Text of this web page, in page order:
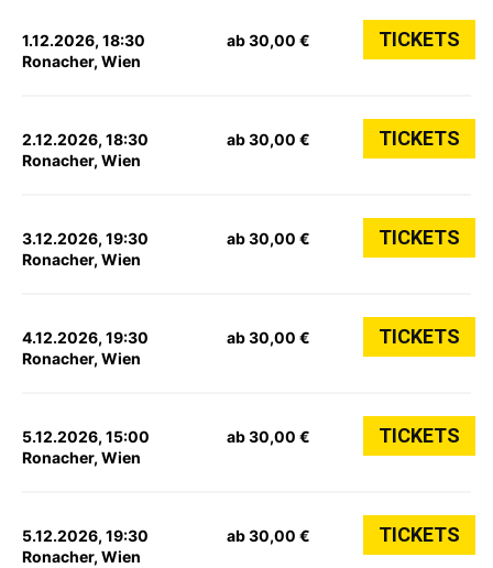
1.12.2026, 18:30
Ronacher, Wien
ab 30,00 € TICKETS
2.12.2026, 18:30
Ronacher, Wien
ab 30,00 € TICKETS
3.12.2026, 19:30
Ronacher, Wien
ab 30,00 € TICKETS
4.12.2026, 19:30
Ronacher, Wien
ab 30,00 € TICKETS
5.12.2026, 15:00
Ronacher, Wien
ab 30,00 € TICKETS
5.12.2026, 19:30
Ronacher, Wien
ab 30,00 € TICKETS